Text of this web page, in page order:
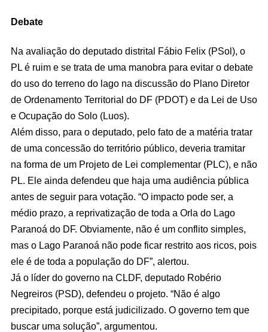
Debate
Na avaliação do deputado distrital Fábio Felix (PSol), o
PL é ruim e se trata de uma manobra para evitar o debate
do uso do terreno do lago na discussão do Plano Diretor
de Ordenamento Territorial do DF (PDOT) e da Lei de Uso
e Ocupação do Solo (Luos).
Além disso, para o deputado, pelo fato de a matéria tratar
de uma concessão do território público, deveria tramitar
na forma de um Projeto de Lei complementar (PLC), e não
PL. Ele ainda defendeu que haja uma audiência pública
antes de seguir para votação. “O impacto pode ser, a
médio prazo, a reprivatização de toda a Orla do Lago
Paranoá do DF. Obviamente, não é um conflito simples,
mas o Lago Paranoá não pode ficar restrito aos ricos, pois
ele é de toda a população do DF”, alertou.
Já o líder do governo na CLDF, deputado Robério
Negreiros (PSD), defendeu o projeto. “Não é algo
precipitado, porque está judicilizado. O governo tem que
buscar uma solução”, argumentou.